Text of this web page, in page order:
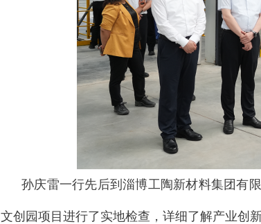
孙庆雷一行先后到淄博工陶新材料集团有
文创园项目进行了实地检查，详细了解产业创